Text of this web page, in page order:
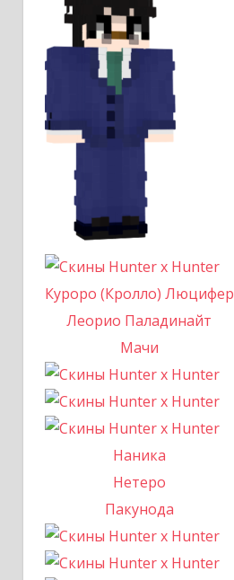
Куроро (Кролло) Люцифер
Леорио Паладинайт
Мачи
Наника
Нетеро
Пакунода